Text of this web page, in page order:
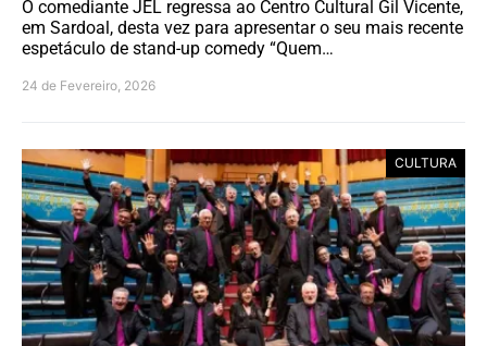
O comediante JEL regressa ao Centro Cultural Gil Vicente,
em Sardoal, desta vez para apresentar o seu mais recente
espetáculo de stand-up comedy “Quem…
24 de Fevereiro, 2026
CULTURA